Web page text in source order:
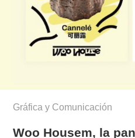
Gráfica y Comunicación
Woo Housem, la